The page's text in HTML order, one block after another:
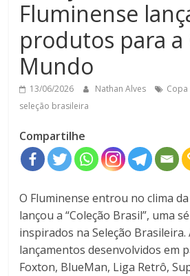
Fluminense
produtos para a
Mundo
13/06/2026 Nathan Alves
seleção brasileira
Compartilhe
O Fluminense entrou no clima
lançou a “Coleção Brasil”, uma
inspirados na Seleção
lançamentos desenvolvidos em
Foxton, BlueMan, Liga Retrô,